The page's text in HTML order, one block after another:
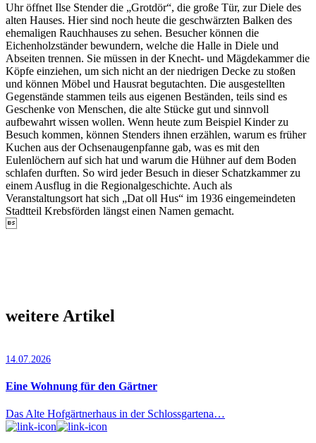
Uhr öffnet Ilse Stender die „Grotdör“, die große Tür, zur Diele des
alten Hauses. Hier sind noch heute die geschwärzten Balken des
ehemaligen Rauchhauses zu sehen. Besucher können die
Eichenholzständer bewundern, welche die Halle in Diele und
Abseiten trennen. Sie müssen in der Knecht- und Mägdekammer die
Köpfe einziehen, um sich nicht an der niedrigen Decke zu stoßen
und können Möbel und Hausrat begutachten. Die ausgestellten
Gegenstände stammen teils aus eigenen Beständen, teils sind es
Geschenke von Menschen, die alte Stücke gut und sinnvoll
aufbewahrt wissen wollen. Wenn heute zum Beispiel Kinder zu
Besuch kommen, können Stenders ihnen erzählen, warum es früher
Kuchen aus der Ochsenaugenpfanne gab, was es mit den
Eulenlöchern auf sich hat und warum die Hühner auf dem Boden
schlafen durften. So wird jeder Besuch in dieser Schatzkammer zu
einem Ausflug in die Regionalgeschichte. Auch als
Veranstaltungsort hat sich „Dat oll Hus“ im 1936 eingemeindeten
Stadtteil Krebsförden längst einen Namen gemacht.

weitere Artikel
14.07.2026
Eine Wohnung für den Gärtner
Das Alte Hofgärtnerhaus in der Schlossgartena…